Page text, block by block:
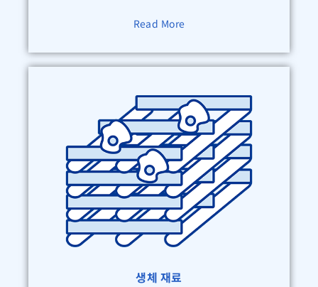
Read More
생체 재료